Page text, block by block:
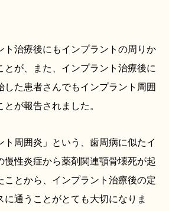
ト治療後にもインプラントの周りか
とが、また、インプラント治療後に
した患者さんでもインプラント周囲
が報告されました。
ト周囲炎」という、歯周病に似たイ
慢性炎症から薬剤関連顎骨壊死が起
ことから、インプラント治療後の定
通うことがとても大切になりま